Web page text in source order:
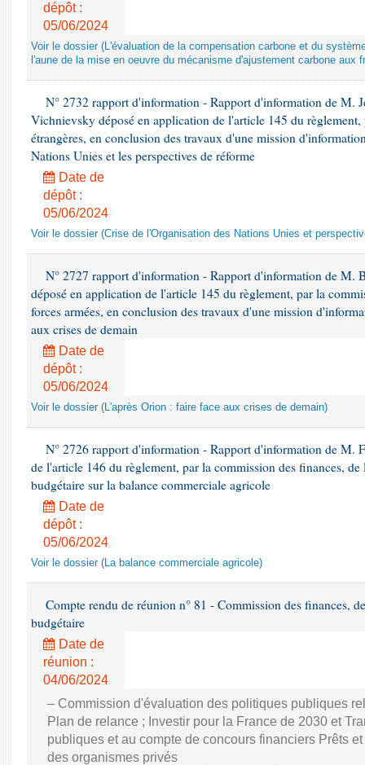
dépôt :
05/06/2024
Voir le dossier (L'évaluation de la compensation carbone et du
l'aune de la mise en oeuvre du mécanisme d'ajustement carbone aux
N° 2732 rapport d'information - Rapport d'information de M.
Vichnievsky déposé en application de l'article 145 du règlement,
étrangères, en conclusion des travaux d'une mission
Nations Unies et les perspectives de réforme
Date de
dépôt :
05/06/2024
Voir le dossier (Crise de l'Organisation des Nations Unies et
N° 2727 rapport d'information - Rapport d'information de M.
déposé en application de l'article 145 du règlement, par la
forces armées, en conclusion des travaux d'une mission
aux crises de demain
Date de
dépôt :
05/06/2024
Voir le dossier (L'après Orion : faire face aux crises de demain)
N° 2726 rapport d'information - Rapport d'information de M.
de l'article 146 du règlement, par la commission des finances,
budgétaire sur la balance commerciale agricole
Date de
dépôt :
05/06/2024
Voir le dossier (La balance commerciale agricole)
Compte rendu de réunion n° 81 - Commission des finances,
budgétaire
Date de
réunion :
04/06/2024
– Commission d'évaluation des politiques publiques
Plan de relance ; Investir pour la France de 2030 et
publiques et au compte de concours financiers Prêts
des organismes privés